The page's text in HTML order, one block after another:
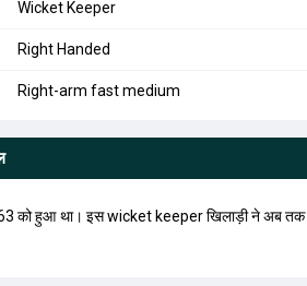
Wicket Keeper
Right Handed
Right-arm fast medium
को हुआ था। इस wicket keeper खिलाड़ी ने अब तक